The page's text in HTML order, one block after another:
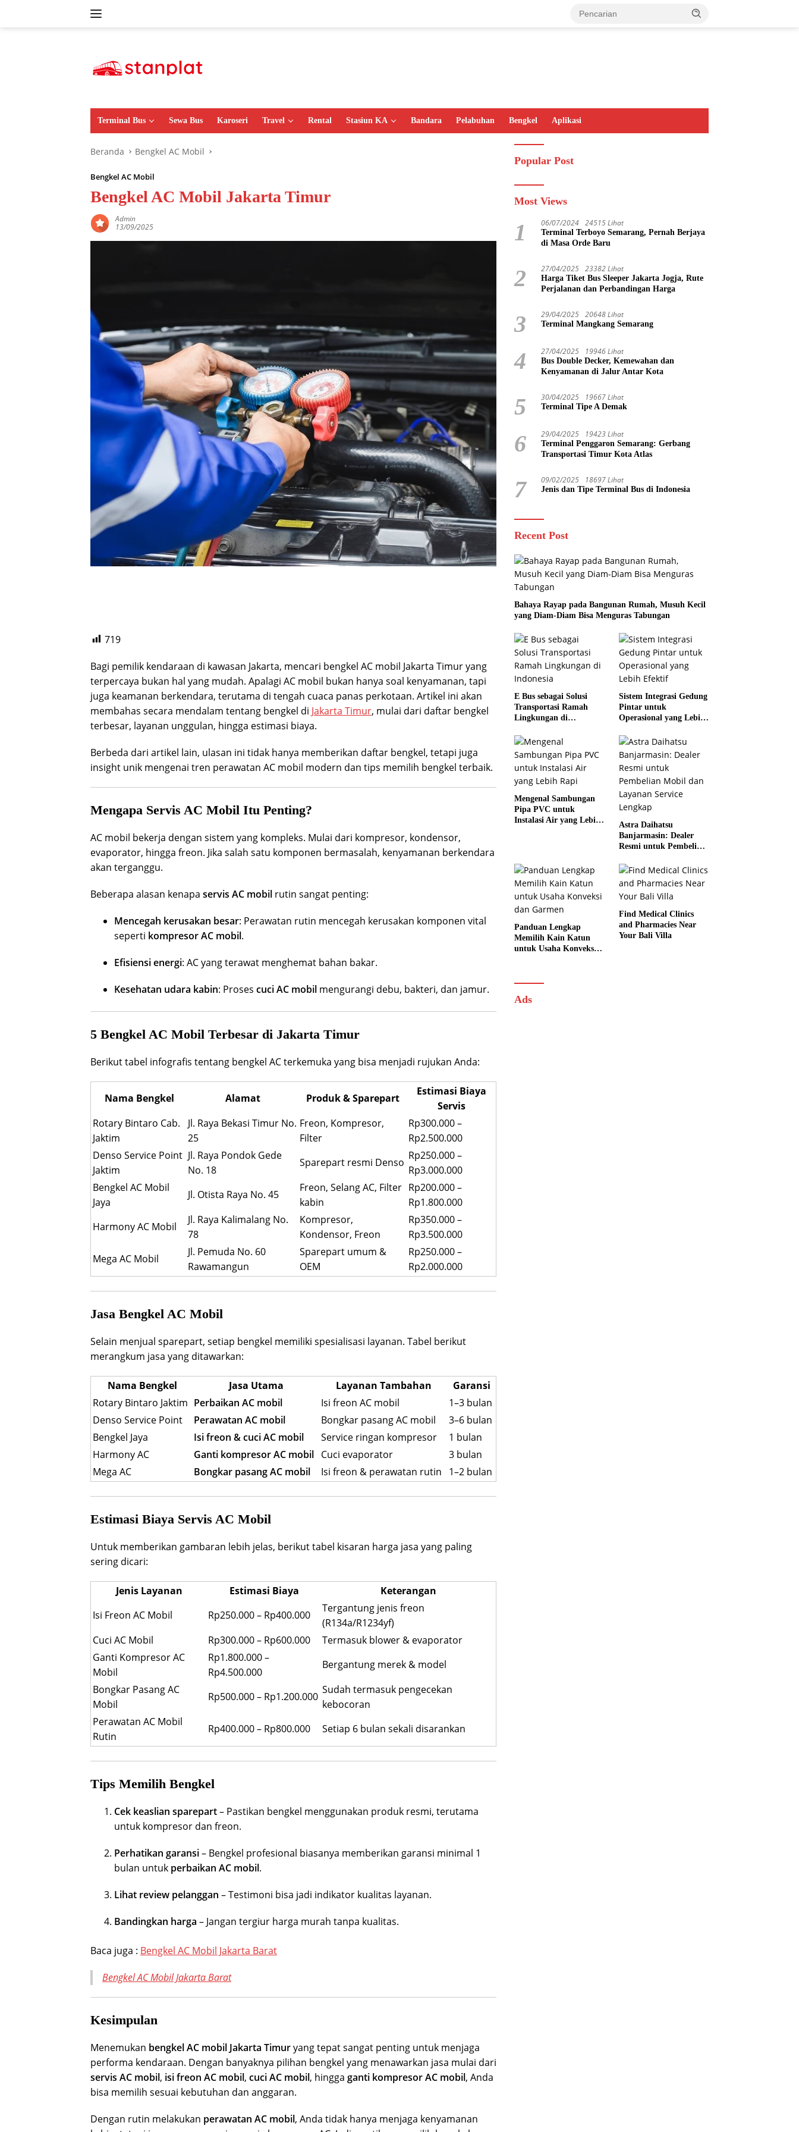
Terminal Bus Sewa Bus Karoseri Travel Rental Stasiun KA Bandara Pelabuhan Bengkel Aplikasi
Beranda Bengkel AC Mobil
Bengkel AC Mobil
Bengkel AC Mobil Jakarta Timur
Admin
13/09/2025
719
Bagi pemilik kendaraan di kawasan Jakarta, mencari bengkel AC mobil Jakarta Timur yang
terpercaya bukan hal yang mudah. Apalagi AC mobil bukan hanya soal kenyamanan, tapi
juga keamanan berkendara, terutama di tengah cuaca panas perkotaan. Artikel ini akan
membahas secara mendalam tentang bengkel di Jakarta Timur, mulai dari daftar bengkel
terbesar, layanan unggulan, hingga estimasi biaya.
Berbeda dari artikel lain, ulasan ini tidak hanya memberikan daftar bengkel, tetapi juga
insight unik mengenai tren perawatan AC mobil modern dan tips memilih bengkel terbaik.
Mengapa Servis AC Mobil Itu Penting?
AC mobil bekerja dengan sistem yang kompleks. Mulai dari kompresor, kondensor,
evaporator, hingga freon. Jika salah satu komponen bermasalah, kenyamanan berkendara
akan terganggu.
Beberapa alasan kenapa servis AC mobil rutin sangat penting:
Mencegah kerusakan besar: Perawatan rutin mencegah kerusakan komponen vital
seperti kompresor AC mobil.
Efisiensi energi: AC yang terawat menghemat bahan bakar.
Kesehatan udara kabin: Proses cuci AC mobil mengurangi debu, bakteri, dan jamur.
5 Bengkel AC Mobil Terbesar di Jakarta Timur
Berikut tabel infografis tentang bengkel AC terkemuka yang bisa menjadi rujukan Anda:
Nama Bengkel Alamat Produk & Sparepart
Estimasi Biaya
Servis
Rotary Bintaro Cab.
Jaktim
Jl. Raya Bekasi Timur No.
25
Freon, Kompresor,
Filter
Rp300.000 –
Rp2.500.000
Denso Service Point
Jaktim
Jl. Raya Pondok Gede
No. 18
Sparepart resmi Denso
Rp250.000 –
Rp3.000.000
Bengkel AC Mobil
Jaya
Jl. Otista Raya No. 45
Freon, Selang AC, Filter
kabin
Rp200.000 –
Rp1.800.000
Harmony AC Mobil
Jl. Raya Kalimalang No.
78
Kompresor,
Kondensor, Freon
Rp350.000 –
Rp3.500.000
Mega AC Mobil
Jl. Pemuda No. 60
Rawamangun
Sparepart umum &
OEM
Rp250.000 –
Rp2.000.000
Jasa Bengkel AC Mobil
Selain menjual sparepart, setiap bengkel memiliki spesialisasi layanan. Tabel berikut
merangkum jasa yang ditawarkan:
Nama Bengkel Jasa Utama Layanan Tambahan
Garansi
Rotary Bintaro Jaktim Perbaikan AC mobil Isi freon AC mobil
1–3 bulan
Denso Service Point
Perawatan AC mobil Bongkar pasang AC mobil
3–6 bulan
Bengkel Jaya
Isi freon & cuci AC mobil Service ringan kompresor
1 bulan
Harmony AC
Ganti kompresor AC mobil Cuci evaporator
3 bulan
Mega AC
Bongkar pasang AC mobil Isi freon & perawatan rutin 1–2 bulan
Estimasi Biaya Servis AC Mobil
Untuk memberikan gambaran lebih jelas, berikut tabel kisaran harga jasa yang paling
sering dicari:
Jenis Layanan Estimasi Biaya
Keterangan
Isi Freon AC Mobil
Rp250.000 – Rp400.000
Tergantung jenis freon
(R134a/R1234yf)
Cuci AC Mobil
Rp300.000 – Rp600.000
Termasuk blower & evaporator
Ganti Kompresor AC
Mobil
Rp1.800.000 –
Rp4.500.000
Bergantung merek & model
Bongkar Pasang AC
Mobil
Rp500.000 – Rp1.200.000
Sudah termasuk pengecekan
kebocoran
Perawatan AC Mobil
Rutin
Rp400.000 – Rp800.000 Setiap 6 bulan sekali disarankan
Tips Memilih Bengkel
Cek keaslian sparepart– Pastikan bengkel menggunakan produk resmi, terutama
untuk kompresor dan freon.
Perhatikan garansi– Bengkel profesional biasanya memberikan garansi minimal 1
bulan untuk perbaikan AC mobil.
Lihat review pelanggan – Testimoni bisa jadi indikator kualitas layanan.
Bandingkan harga – Jangan tergiur harga murah tanpa kualitas.
Baca juga : Bengkel AC Mobil Jakarta Barat
Bengkel AC Mobil Jakarta Barat
Kesimpulan
Menemukan bengkel AC mobil Jakarta Timuryang tepat sangat penting untuk menjaga
performa kendaraan. Dengan banyaknya pilihan bengkel yang menawarkan jasa mulai dari
servis AC mobil, isi freon AC mobil, cuci AC mobil, hingga ganti kompresor AC mobil, Anda
bisa memilih sesuai kebutuhan dan anggaran.
Dengan rutin melakukan perawatan AC mobil, Anda tidak hanya menjaga kenyamanan
Popular Post
Most Views
1 06/07/2024 24515 Lihat
Terminal Terboyo Semarang, Pernah Berjaya
di Masa Orde Baru
2 27/04/2025 23382 Lihat
Harga Tiket Bus Sleeper Jakarta Jogja, Rute
Perjalanan dan Perbandingan Harga
3 29/04/2025 20648 Lihat
Terminal Mangkang Semarang
4 27/04/2025 19946 Lihat
Bus Double Decker, Kemewahan dan
Kenyamanan di Jalur Antar Kota
5 30/04/2025 19667 Lihat
Terminal Tipe A Demak
6 29/04/2025 19423 Lihat
Terminal Penggaron Semarang: Gerbang
Transportasi Timur Kota Atlas
7 09/02/2025 18697 Lihat
Jenis dan Tipe Terminal Bus di Indonesia
Recent Post
Bahaya Rayap pada Bangunan Rumah, Musuh Kecil
yang Diam-Diam Bisa Menguras Tabungan
E Bus sebagai Solusi
Transportasi Ramah
Lingkungan di
Sistem Integrasi Gedung
Pintar untuk
Operasional yang Lebih
Mengenal Sambungan
Pipa PVC untuk
Instalasi Air yang Lebih
Astra Daihatsu
Banjarmasin: Dealer
Resmi untuk Pembelian
Service Lengkap
Panduan Lengkap
Memilih Kain Katun
untuk Usaha Konveksi
Find Medical Clinics
and Pharmacies Near
Your Bali Villa
Ads